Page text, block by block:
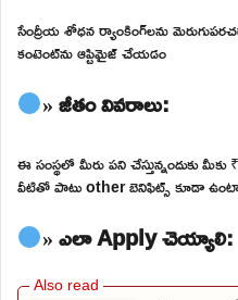
సేంద్రీయ శోధన ర్యాంకింగ్‌లను
కంటెంట్‌ను ఆప్టిమైజ్ చేయడం
» జీతం వివరాలు:
ఈ సంస్థలో మీరు పని చేస్తున్నందుకు
వీటితో పాటు other బెనిఫిట్స్ కూడా
» ఎలా Apply చెయ్యాలి: